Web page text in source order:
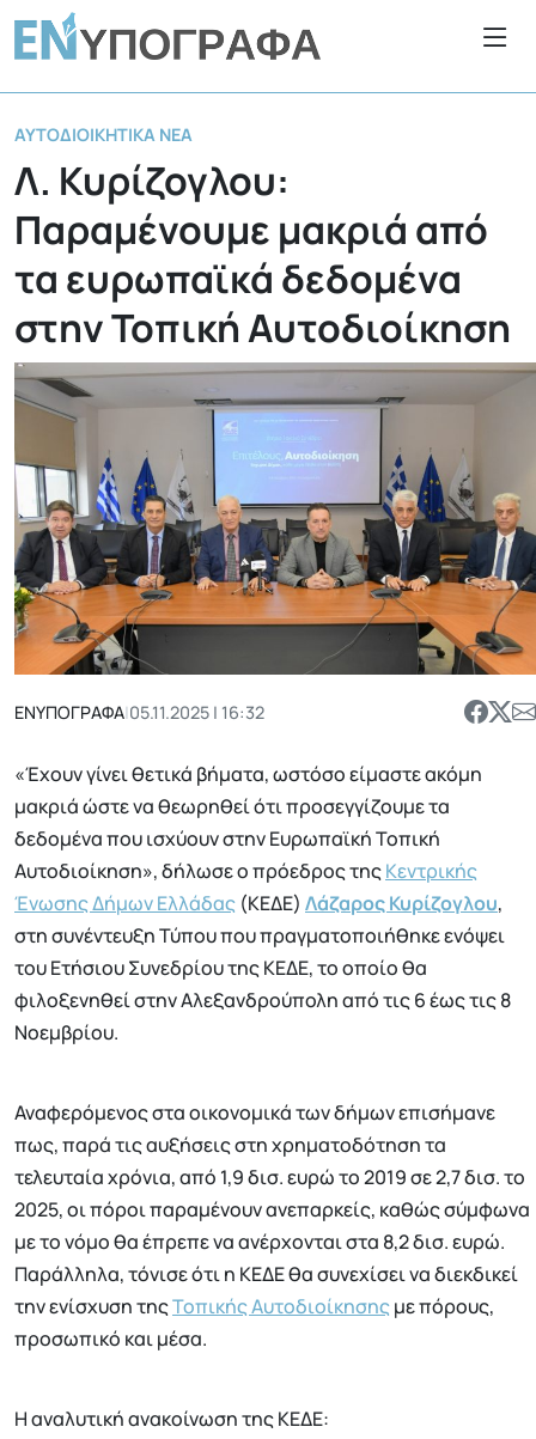
ΑΥΤΟΔΙΟΙΚΗΤΙΚΆ ΝΈΑ
Λ. Κυρίζογλου:
Παραμένουμε μακριά από
τα ευρωπαϊκά δεδομένα
στην Τοπική Αυτοδιοίκηση
ΕΝΥΠΟΓΡΑΦΑ|05.11.2025 | 16:32
«Έχουν γίνει θετικά βήματα, ωστόσο είμαστε ακόμη
μακριά ώστε να θεωρηθεί ότι προσεγγίζουμε τα
δεδομένα που ισχύουν στην Ευρωπαϊκή Τοπική
Αυτοδιοίκηση», δήλωσε ο πρόεδρος τηςΚεντρικής
Ένωσης Δήμων Ελλάδας (ΚΕΔΕ) Λάζαρος Κυρίζογλου,
στη συνέντευξη Τύπου που πραγματοποιήθηκε ενόψει
του Ετήσιου Συνεδρίου της ΚΕΔΕ, το οποίο θα
φιλοξενηθεί στην Αλεξανδρούπολη από τις 6 έως τις 8
Νοεμβρίου.
Αναφερόμενος στα οικονομικά των δήμων επισήμανε
πως, παρά τις αυξήσεις στη χρηματοδότηση τα
τελευταία χρόνια, από 1,9 δισ. ευρώ το 2019 σε 2,7 δισ. το
2025, οι πόροι παραμένουν ανεπαρκείς, καθώς σύμφωνα
με το νόμο θα έπρεπε να ανέρχονται στα 8,2 δισ. ευρώ.
Παράλληλα, τόνισε ότι η ΚΕΔΕ θα συνεχίσει να διεκδικεί
την ενίσχυση τηςΤοπικής Αυτοδιοίκησηςμε πόρους,
προσωπικό και μέσα.
Η αναλυτική ανακοίνωση της ΚΕΔΕ: